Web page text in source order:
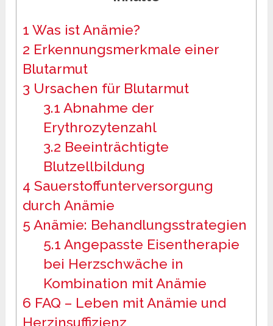
1 Was ist Anämie?
2 Erkennungsmerkmale einer
Blutarmut
3 Ursachen für Blutarmut
3.1 Abnahme der
Erythrozytenzahl
3.2 Beeinträchtigte
Blutzellbildung
4 Sauerstoffunterversorgung
durch Anämie
5 Anämie: Behandlungsstrategien
5.1 Angepasste Eisentherapie
bei Herzschwäche in
Kombination mit Anämie
6 FAQ – Leben mit Anämie und
Herzinsuffizienz